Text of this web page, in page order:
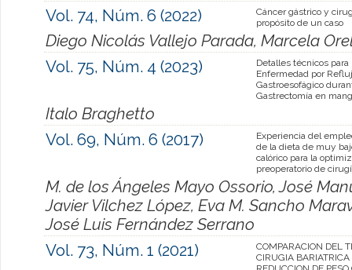
Vol. 74, Núm. 6 (2022)
Cáncer gástrico y
propósito de un caso
Diego Nicolás Vallejo Parada, Marcela
Vol. 75, Núm. 4 (2023)
Detalles técnicos
Enfermedad por
Gastroesofágico
Gastrectomía en
Italo Braghetto
Vol. 69, Núm. 6 (2017)
Experiencia del
de la dieta de muy
calórico para la
preoperatorio de
M. de los Ángeles Mayo Ossorio, José
Javier Vilchez López, Eva M. Sancho
José Luis Fernández Serrano
Vol. 73, Núm. 1 (2021)
COMPARACION DEL
CIRUGIA BARIATRICA